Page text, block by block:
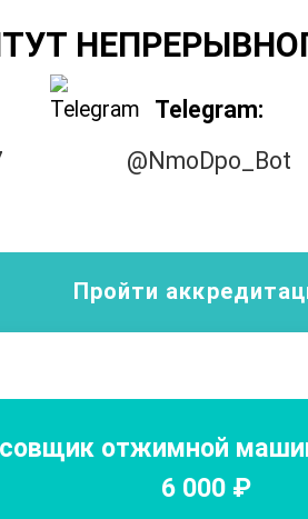
Telegram:
@NmoDpo_Bot
Пройти
отжимной
6 000₽